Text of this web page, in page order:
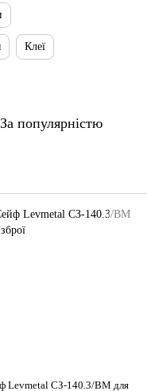
Клеї
За популярністю
Levmetal СЗ-140.3/ВМ для